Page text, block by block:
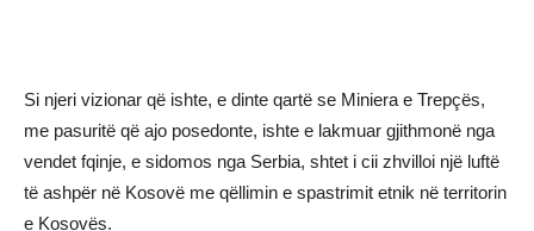
Si njeri vizionar që ishte, e dinte qartë se Miniera e Trepçës,
me pasuritë që ajo posedonte, ishte e lakmuar gjithmonë nga
vendet fqinje, e sidomos nga Serbia, shtet i cii zhvilloi një luftë
të ashpër në Kosovë me qëllimin e spastrimit etnik në territorin
e Kosovës.